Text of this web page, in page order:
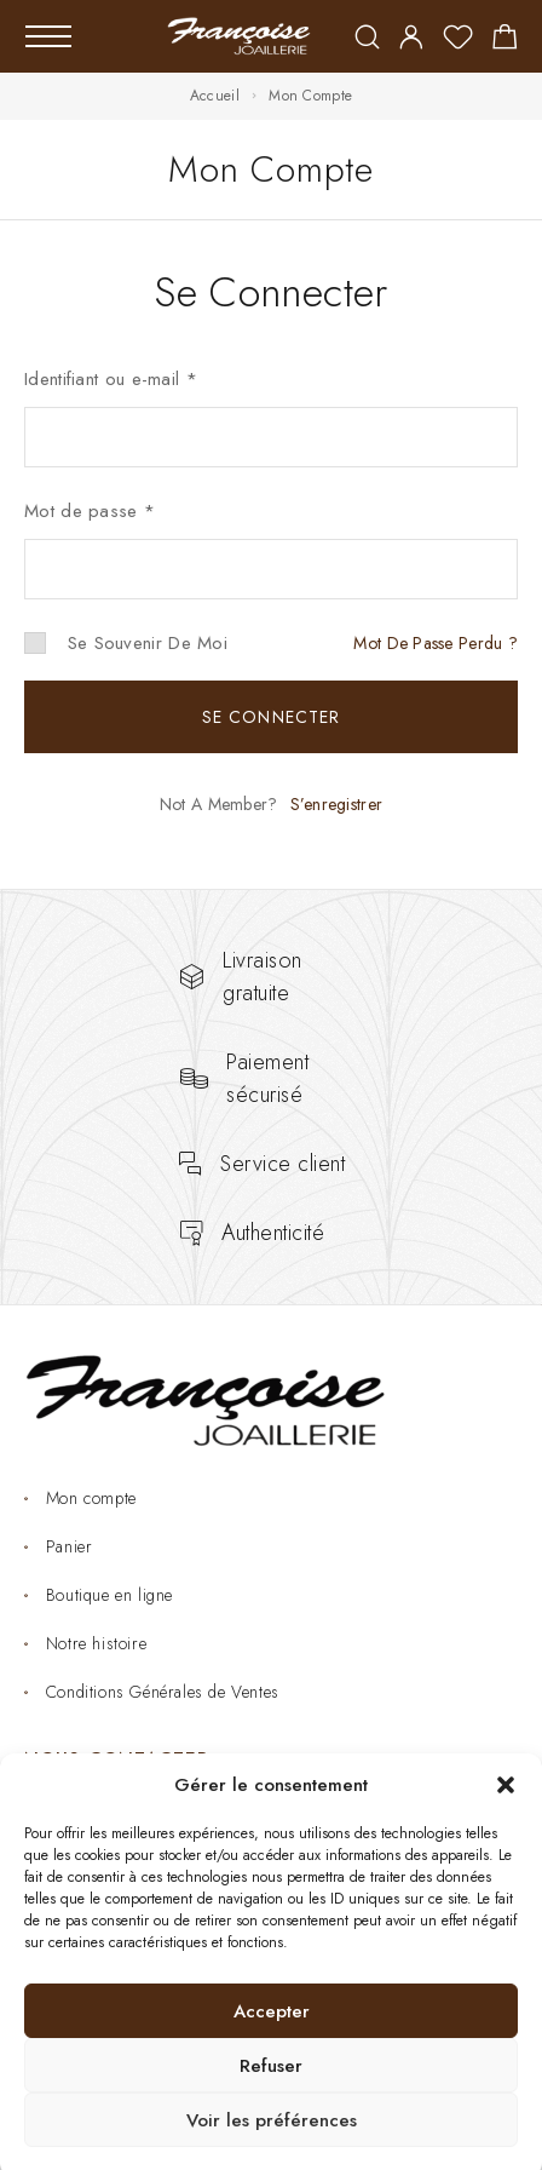
Gérer le consentement
Pour offrir les meilleures expériences, nous utilisons des technologies telles
que les cookies pour stocker et/ou accéder aux informations des appareils. Le
fait de consentir à ces technologies nous permettra de traiter des données
telles que le comportement de navigation ou les ID uniques sur ce site. Le fait
de ne pas consentir ou de retirer son consentement peut avoir un effet négatif
sur certaines caractéristiques et fonctions.
Accepter
Refuser
Voir les préférences
Accueil Mon Compte
Mon Compte
Se Connecter
Identifiant ou e-mail *
Mot de passe *
Se Souvenir De Moi Mot De Passe Perdu ?
SE CONNECTER
Not A Member? S’enregistrer
Livraison
gratuite
Paiement
sécurisé
Service client
Authenticité
Mon compte
Panier
Boutique en ligne
Notre histoire
Conditions Générales de Ventes
NOUS CONTACTER
Bijouterie : 05 53 53 64 11
Mardi au Samedi: 09:00 - 19:00
bijouterie.lavergne@orange.fr
| © 2024BurdiWeb